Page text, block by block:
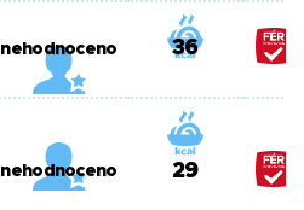
nehodnoceno 36
nehodnoceno 29